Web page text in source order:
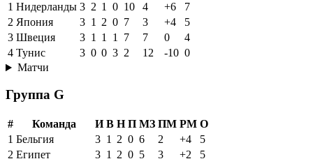
1 Нидерланды 3 2 1 0 10 4 +6
7
2 Япония 3 1 2 0 7 3 +4
5
3 Швеция 3 1 1 1 7 7 0
4
4 Тунис 3 0 0 3 2 12 -10 0
Матчи
Группа G
# Команда И В Н П МЗ ПМ РМ О
1 Бельгия 3 1 2 0 6 2 +4
5
2 Египет 3 1 2 0 5 3 +2
5